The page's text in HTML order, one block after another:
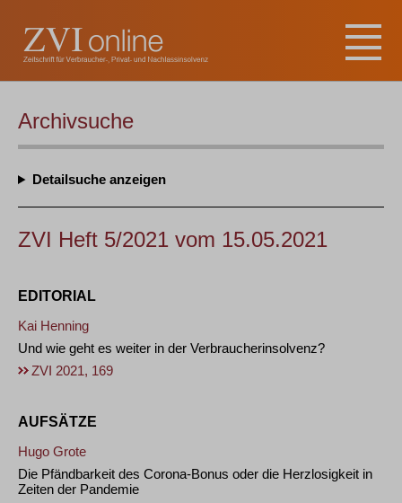
Archivsuche
Detailsuche
ZVI Heft 5/2021 vom 15.05.2021
EDITORIAL
Kai Henning
Und wie geht es weiter in der Verbraucherinsolvenz?
ZVI 2021, 169
AUFSÄTZE
Hugo Grote
Die Pfändbarkeit des Corona-Bonus oder die Herzlosigkeit in
Zeiten der Pandemie